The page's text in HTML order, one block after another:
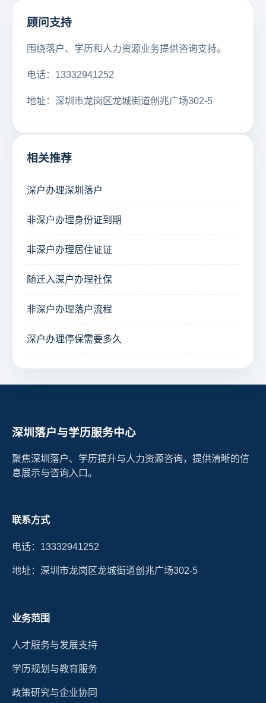
顾问支持
围绕落户、学历和人力资源业务提供咨询支持。
电话：13332941252
地址：深圳市龙岗区龙城街道创兆广场302-5
相关推荐
深户办理深圳落户
非深户办理身份证到期
非深户办理居住证证
随迁入深户办理社保
非深户办理落户流程
深户办理停保需要多久
深圳落户与学历服务中心
聚焦深圳落户、学历提升与人力资源咨询，提供清晰的信
息展示与咨询入口。
联系方式
电话：13332941252
地址：深圳市龙岗区龙城街道创兆广场302-5
业务范围
人才服务与发展支持
学历规划与教育服务
政策研究与企业协同